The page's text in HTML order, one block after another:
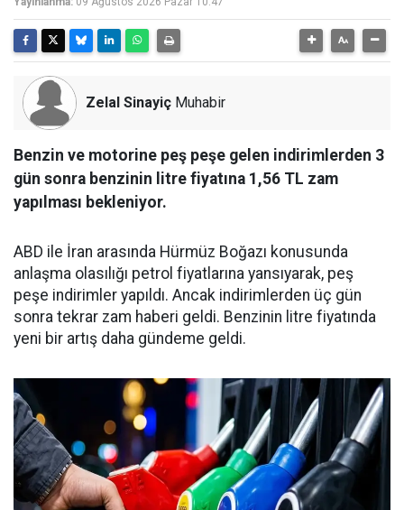
Zelal Sinayiç Muhabir
Benzin ve motorine peş peşe gelen indirimlerden 3
gün sonra benzinin litre fiyatına 1,56 TL zam
yapılması bekleniyor.
ABD ile İran arasında Hürmüz Boğazı konusunda
anlaşma olasılığı petrol fiyatlarına yansıyarak, peş
peşe indirimler yapıldı. Ancak indirimlerden üç gün
sonra tekrar zam haberi geldi. Benzinin litre fiyatında
yeni bir artış daha gündeme geldi.